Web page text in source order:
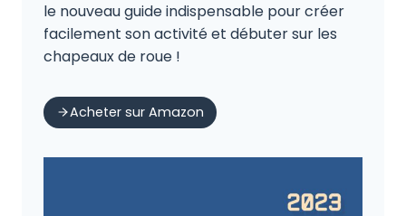
le nouveau guide indispensable pour créer
facilement son activité et débuter sur les
chapeaux de roue !
Acheter sur Amazon